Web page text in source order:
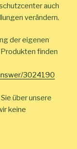
auch
verändern.
der eigenen
finden
3024190
über unsere
keine